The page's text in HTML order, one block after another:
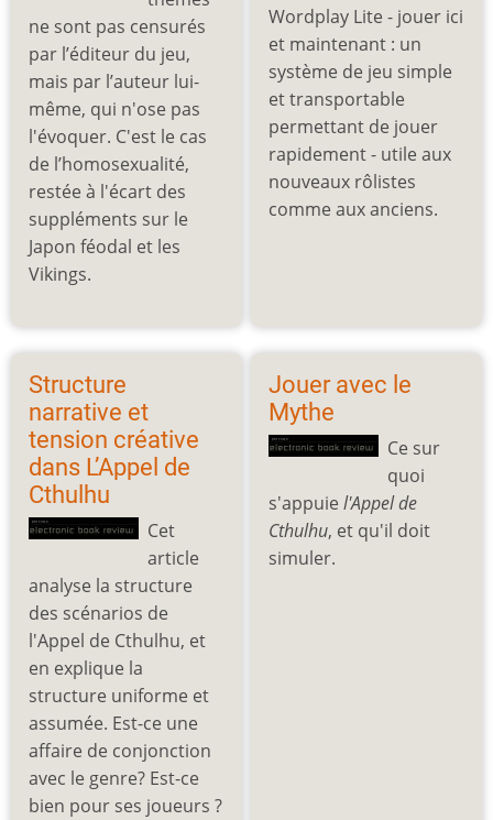
ne sont pas censurés
par l’éditeur du jeu,
mais par l’auteur lui-
même, qui n'ose pas
l'évoquer. C'est le cas
de l’homosexualité,
restée à l'écart des
suppléments sur le
Japon féodal et les
Vikings.
Wordplay Lite - jouer ici
et maintenant : un
système de jeu simple
et transportable
permettant de jouer
rapidement - utile aux
nouveaux rôlistes
comme aux anciens.
Structure
narrative et
tension créative
dans L’Appel de
Cthulhu
Cet
article
analyse la structure
des scénarios de
l'Appel de Cthulhu, et
en explique la
structure uniforme et
assumée. Est-ce une
affaire de conjonction
avec le genre? Est-ce
bien pour ses joueurs ?
Jouer avec le
Mythe
Ce sur
quoi
s'appuiel'Appel de
Cthulhu, et qu'il doit
simuler.